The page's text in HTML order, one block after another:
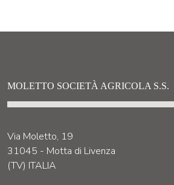
MOLETTO SOCIETÀ AGRICOLA S.S.
Via Moletto, 19
31045 - Motta di Livenza
(TV) ITALIA